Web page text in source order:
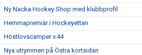
Ny Nacka Hockey Shop med klubbprofil
Hemmapremiär i Hockeyettan
Höstlovscamper v.44
Nya utrymmen på Östra kortsidan